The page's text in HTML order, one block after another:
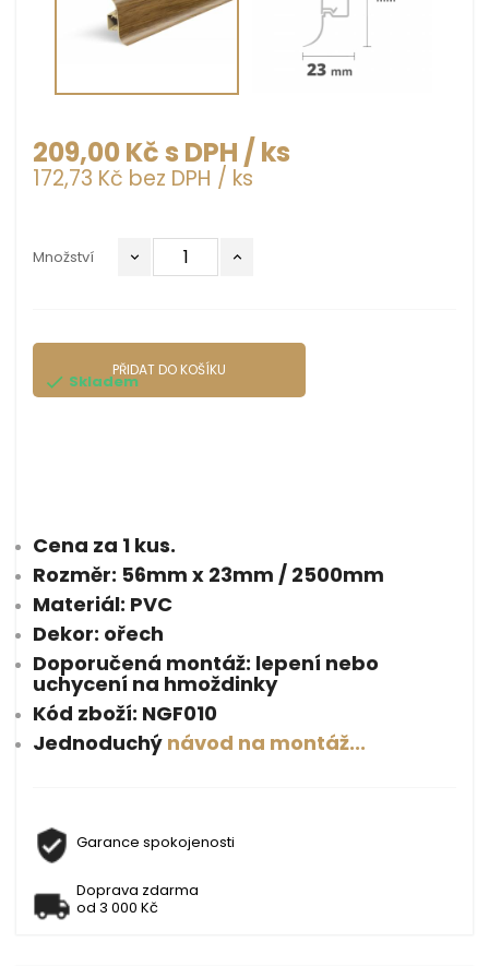
209,00 Kč s DPH / ks
172,73 Kč bez DPH / ks
Množství
PŘIDAT DO KOŠÍKU
 Skladem
Cena za 1 kus.
Rozměr: 56mm x 23mm / 2500mm
Materiál: PVC
Dekor: ořech
Doporučená montáž: lepení nebo
uchycení na hmoždinky
Kód zboží: NGF010
Jednoduchý návod na montáž...
Garance spokojenosti
Doprava zdarma
od 3 000 Kč